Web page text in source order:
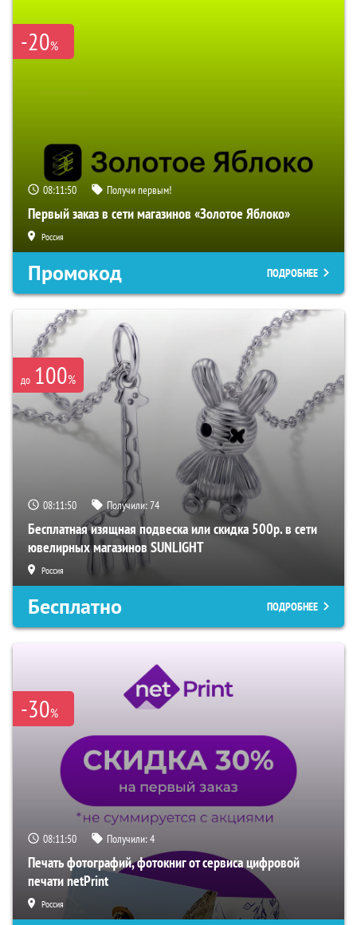
-20%
08:11:49 Получи первым!
Первый заказ в сети магазинов «Золотое Яблоко»
Россия
Промокод ПОДРОБНЕЕ
до 100%
08:11:49 Получили:74
Бесплатная изящная подвеска или скидка 500р. в сети
ювелирных магазинов SUNLIGHT
Россия
Бесплатно ПОДРОБНЕЕ
-30%
08:11:49 Получили:4
Печать фотографий, фотокниг от сервиса цифровой
печати netPrint
Россия